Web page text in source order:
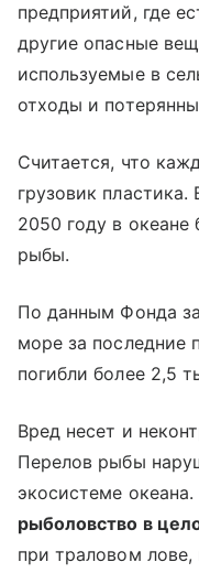
предприятий, где
другие опасные
используемые в
отходы и
Считается, что
грузовик
2050 году в океане
рыбы.
По данным Фонда
море за последние
погибли более 2,5
Вред несет и
Перелов рыбы
экосистеме
рыболовство в
при траловом